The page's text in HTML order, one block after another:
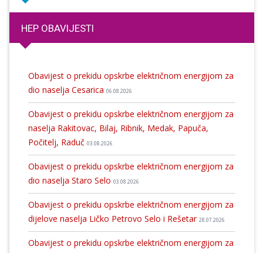
HEP OBAVIJESTI
Obavijest o prekidu opskrbe električnom energijom za
dio naselja Cesarica 06.08.2026
Obavijest o prekidu opskrbe električnom energijom za
naselja Rakitovac, Bilaj, Ribnik, Medak, Papuča,
Počitelj, Raduč 03.08.2026
Obavijest o prekidu opskrbe električnom energijom za
dio naselja Staro Selo 03.08.2026
Obavijest o prekidu opskrbe električnom energijom za
dijelove naselja Ličko Petrovo Selo i Rešetar 28.07.2026
Obavijest o prekidu opskrbe električnom energijom za